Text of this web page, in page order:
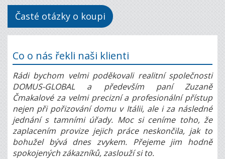
Časté otázky o koupi
Co o nás řekli naši klienti
Rádi bychom velmi poděkovali realitní společnosti
DOMUS-GLOBAL a především paní Zuzaně
Čmakalové za velmi precizní a profesionální přístup
nejen při pořizování domu v Itálii, ale i za následné
jednání s tamními úřady. Moc si ceníme toho, že
zaplacením provize jejich práce neskončila, jak to
bohužel bývá dnes zvykem. Přejeme jim hodně
spokojených zákazníků, zaslouží si to.